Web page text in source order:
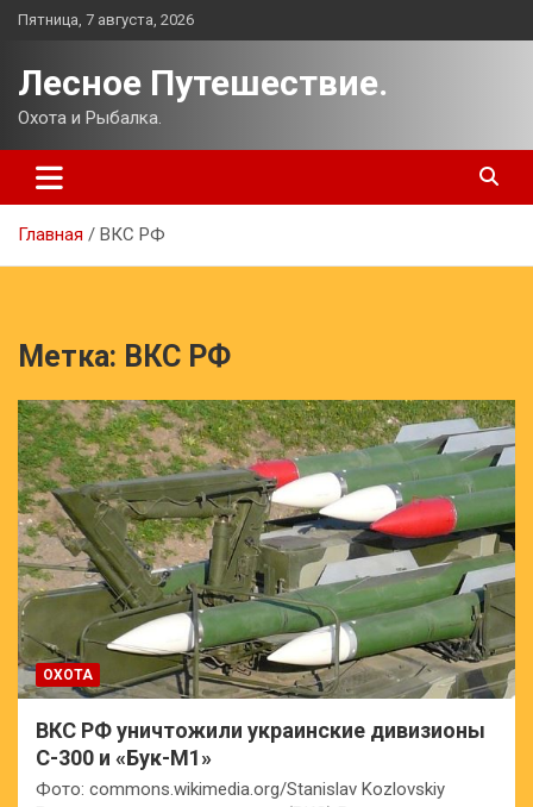
Перейти
Пятница, 7 августа, 2026
Лесное Путешествие.
Охота и Рыбалка.
Главная ВКС РФ
Метка: ВКС РФ
ОХОТА
ВКС РФ уничтожили украинские дивизионы
С-300 и «Бук-М1»
Фото: commons.wikimedia.org/Stanislav Kozlovskiy